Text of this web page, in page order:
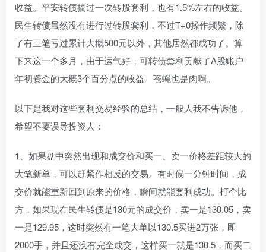
收益。平安转债搞过一次转股套利，也有1.5%左右的收益。
民生转债虽然没有进行过转股套利，不过T+0操作频繁，除
了有三笔亏过累计大概500元以外，其他居然都成功了。算
下来这一个多月，由于运气好，可转债套利贡献了A股账户
年初资金的大概3个百分点的收益。苍蝇也是肉啊。
以下是我对这些套利交易经验的总结，一般人我不告诉他，
希望不要误导投资人：
1、如果盘中突然出现和成交价和买一、卖一价格差距较大的
大笔新单，可以赶紧作相反的交易。有时候一分钟时间，成
交价就能重新回到原来的价格，瞬间就能套利成功。打个比
方，如果现在民生转债是130元的成交价，卖一是130.05，卖
一是129.95，这时突然有一笔大单以130.5买进2万张，即
2000手，并且还没有完全成交，这样买一就是130.5，而买二